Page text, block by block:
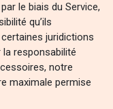
le biais du Service,
qu’ils
juridictions
la responsabilité
notre
maximale permise